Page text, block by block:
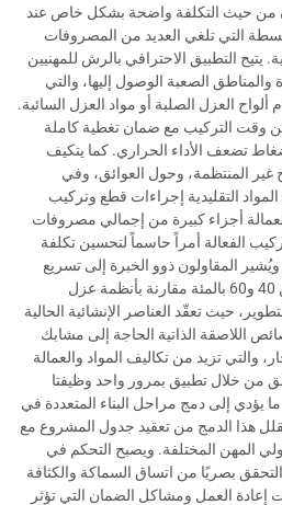
من حيث التكلفة واضحة بشكل خاص عند
التي تلغي العديد من المصروفات
يتيح التطبيق الاحترافي بالرش للمهنيين
والمناطق الصعبة الوصول إليها، والتي
العزل الصلبة أو مواد العزل السائبة.
وقت التركيب مع ضمان تغطية كاملة
تضعف الأداء الحراري. كما يتكيف
المنتظمة، وحول العوائق، وفي
التقليدية إجراءات قطع وتركيب
أجزاء كبيرة من إجمالي مصروفات
الفعالة أمراً حاسماً لتحسين تكلفة
المقاولون ذوو الخبرة إلى تسريع
أوقات التركيب بنسبة تتراوح بين 40 و60 بالمئة مقارنة بأنظمة عزل
حيث تعقّد العناصر الإنشائية الحالية
اللاصقة الذاتية الحاجة إلى مشابك
والتي تزيد من تكاليف المواد والعمالة
من خلال تطبيق بمرور واحد وظيفتا
يؤدي إلى دمج مراحل البناء المتعددة في
هذا الدمج من تعقيد جدول المشروع مع
المهن المختلفة. ويصبح التحكم في
بصريًا من اتساق السماكة والكثافة
إعادة العمل ومشاكل الضمان التي تؤثر